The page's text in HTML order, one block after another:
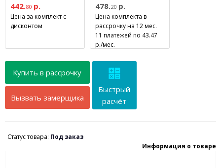
442.80р.
Цена за комплект с
дисконтом
478.20р.
Цена комплекта в
рассрочку на 12 мес.
11 платежей по 43.47
р./мес.
Купить в рассрочку
Вызвать замерщика
Быстрый
расчёт
Статус товара: Под заказ
Информация о товаре